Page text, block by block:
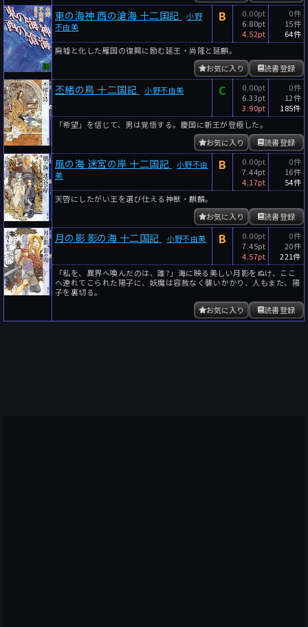
東の海神 西の滄海 十二国記
小野
不由美
B
0.00pt
6.80pt
4.52pt
0件
15件
64件
廃墟と化した雁国の復興に励む延王・尚隆と延麒。
読書登録
お気に入り
丕緒の鳥 十二国記 小野不由美 C
0.00pt
6.33pt
3.90pt
0件
12件
185件
「希望」を信じて、男は覚悟する。慶国に新王が登極した。
読書登録
お気に入り
風の海 迷宮の岸 十二国記
小野不由
美
B
0.00pt
7.44pt
4.17pt
0件
16件
54件
天啓にしたがい王を選び仕える神獣・麒麟。
読書登録
お気に入り
月の影 影の海 十二国記 小野不由美 B
0.00pt
7.45pt
4.57pt
0件
20件
221件
「私を、異界へ喚んだのは、誰?」海に映る美しい月影をぬけ、ここ
へ連れてこられた陽子に、妖魔は容赦なく襲いかかり、人もまた、陽
子を裏切る。
読書登録
お気に入り